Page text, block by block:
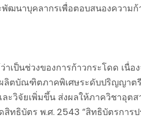
ฒนาบุคลากรเพื่อตอบสนองความก้
เป็นช่วงของการก้าวกระโดด เ
ลิตบัณฑิตภาคพิเศษระดับปริญญา
วิจัยเพิ่มขึ้น ส่งผลให้ภาควิชาอุต
ธิบัตร พ.ศ. 2543 “สิทธิบัตรการ